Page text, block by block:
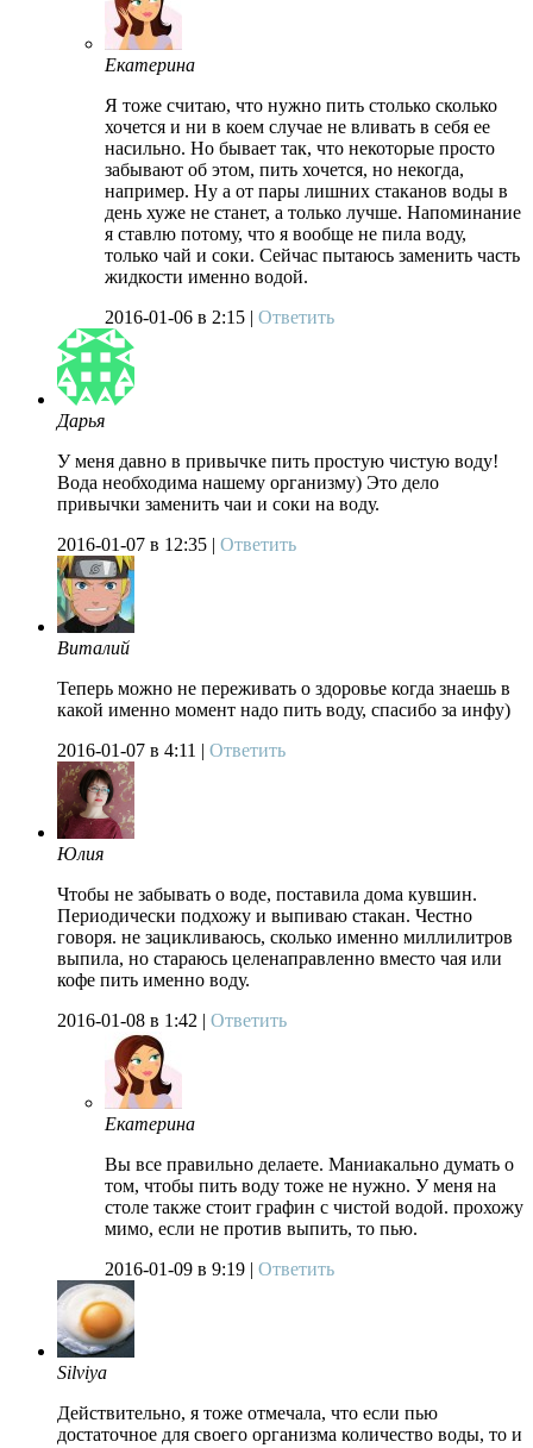
Екатерина
Я тоже считаю, что нужно пить столько сколько
хочется и ни в коем случае не вливать в себя ее
насильно. Но бывает так, что некоторые просто
забывают об этом, пить хочется, но некогда,
например. Ну а от пары лишних стаканов воды в
день хуже не станет, а только лучше. Напоминание
я ставлю потому, что я вообще не пила воду,
только чай и соки. Сейчас пытаюсь заменить часть
жидкости именно водой.
2016-01-06 в 2:15 | Ответить
Дарья
У меня давно в привычке пить простую чистую воду!
Вода необходима нашему организму) Это дело
привычки заменить чаи и соки на воду.
2016-01-07 в 12:35 | Ответить
Виталий
Теперь можно не переживать о здоровье когда знаешь в
какой именно момент надо пить воду, спасибо за инфу)
2016-01-07 в 4:11 | Ответить
Юлия
Чтобы не забывать о воде, поставила дома кувшин.
Периодически подхожу и выпиваю стакан. Честно
говоря. не зацикливаюсь, сколько именно миллилитров
выпила, но стараюсь целенаправленно вместо чая или
кофе пить именно воду.
2016-01-08 в 1:42 | Ответить
Екатерина
Вы все правильно делаете. Маниакально думать о
том, чтобы пить воду тоже не нужно. У меня на
столе также стоит графин с чистой водой. прохожу
мимо, если не против выпить, то пью.
2016-01-09 в 9:19 | Ответить
Silviya
Действительно, я тоже отмечала, что если пью
достаточное для своего организма количество воды, то и